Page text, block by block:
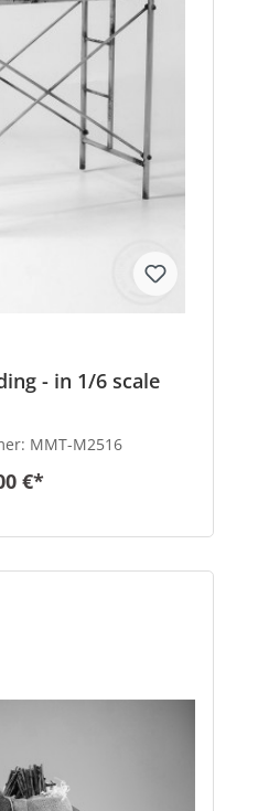
- in 1/6 scale
MMT-M2516
€*